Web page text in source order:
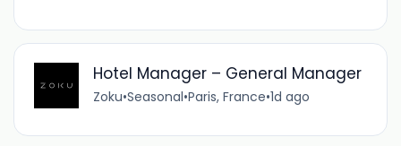
Hotel Manager – General Manager
Zoku•Seasonal•Paris, France•1d ago